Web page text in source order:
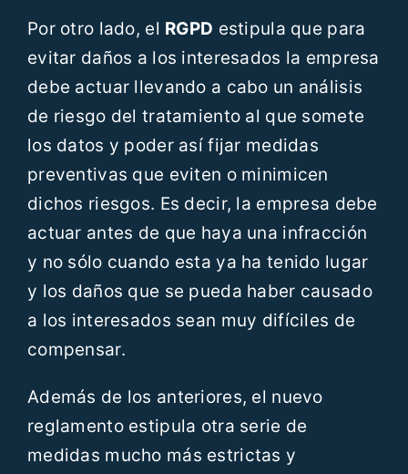
Por otro lado, el RGPD estipula que para
evitar daños a los interesados la empresa
debe actuar llevando a cabo un análisis
de riesgo del tratamiento al que somete
los datos y poder así fijar medidas
preventivas que eviten o minimicen
dichos riesgos. Es decir, la empresa debe
actuar antes de que haya una infracción
y no sólo cuando esta ya ha tenido lugar
y los daños que se pueda haber causado
a los interesados sean muy difíciles de
compensar.
Además de los anteriores, el nuevo
reglamento estipula otra serie de
medidas mucho más estrictas y